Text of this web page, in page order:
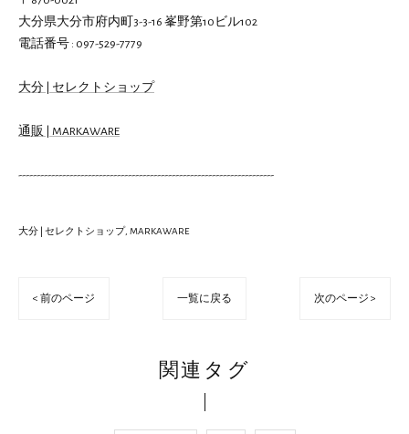
大分県大分市府内町3-3-16 峯野第10ビル102
電話番号 : 097-529-7779
大分 | セレクトショップ
通販 | MARKAWARE
----------------------------------------------------------------------
大分 | セレクトショップ MARKAWARE
< 前のページ 一覧に戻る 次のページ >
関連タグ